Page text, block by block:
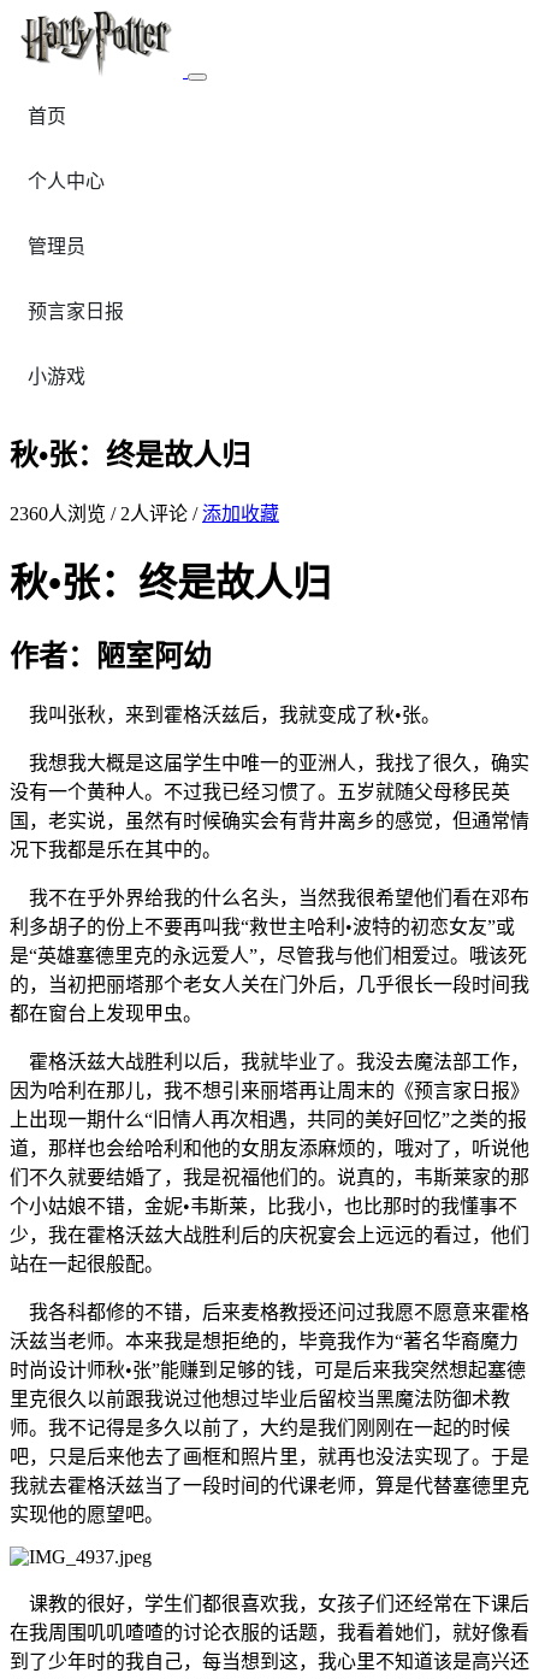
首页
个人中心
管理员
预言家日报
小游戏
秋•张：终是故人归
2360人浏览 / 2人评论 /添加收藏
秋•张：终是故人归
作者：陋室阿幼
我叫张秋，来到霍格沃兹后，我就变成了秋•张。
我想我大概是这届学生中唯一的亚洲人，我找了很久，确实
没有一个黄种人。不过我已经习惯了。五岁就随父母移民英
国，老实说，虽然有时候确实会有背井离乡的感觉，但通常情
况下我都是乐在其中的。
我不在乎外界给我的什么名头，当然我很希望他们看在邓布
利多胡子的份上不要再叫我“救世主哈利•波特的初恋女友”或
是“英雄塞德里克的永远爱人”，尽管我与他们相爱过。哦该死
的，当初把丽塔那个老女人关在门外后，几乎很长一段时间我
都在窗台上发现甲虫。
霍格沃兹大战胜利以后，我就毕业了。我没去魔法部工作，
因为哈利在那儿，我不想引来丽塔再让周末的《预言家日报》
上出现一期什么“旧情人再次相遇，共同的美好回忆”之类的报
道，那样也会给哈利和他的女朋友添麻烦的，哦对了，听说他
们不久就要结婚了，我是祝福他们的。说真的，韦斯莱家的那
个小姑娘不错，金妮•韦斯莱，比我小，也比那时的我懂事不
少，我在霍格沃兹大战胜利后的庆祝宴会上远远的看过，他们
站在一起很般配。
我各科都修的不错，后来麦格教授还问过我愿不愿意来霍格
沃兹当老师。本来我是想拒绝的，毕竟我作为“著名华裔魔力
时尚设计师秋•张”能赚到足够的钱，可是后来我突然想起塞德
里克很久以前跟我说过他想过毕业后留校当黑魔法防御术教
师。我不记得是多久以前了，大约是我们刚刚在一起的时候
吧，只是后来他去了画框和照片里，就再也没法实现了。于是
我就去霍格沃兹当了一段时间的代课老师，算是代替塞德里克
实现他的愿望吧。
课教的很好，学生们都很喜欢我，女孩子们还经常在下课后
在我周围叽叽喳喳的讨论衣服的话题，我看着她们，就好像看
到了少年时的我自己，每当想到这，我心里不知道该是高兴还